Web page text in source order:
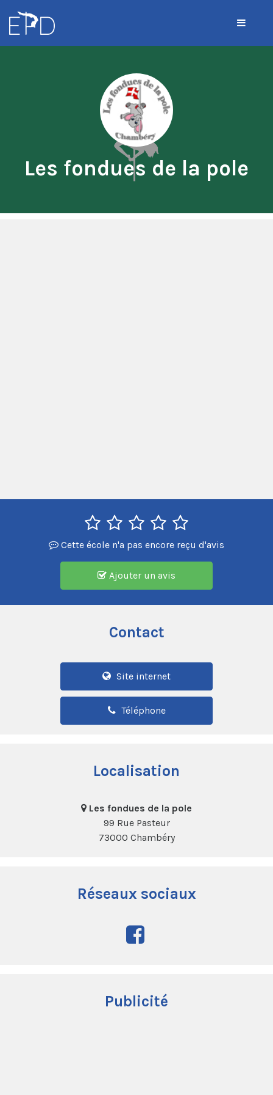
Les fondues de la pole
Cette école n'a pas encore reçu d'avis
Ajouter un avis
Contact
Site internet
Téléphone
Localisation
Les fondues de la pole
99 Rue Pasteur
73000 Chambéry
Réseaux sociaux
Publicité